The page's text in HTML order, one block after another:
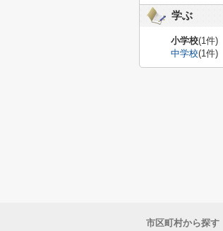
学ぶ
小学校(1件)
中学校(1件)
市区町村から探す